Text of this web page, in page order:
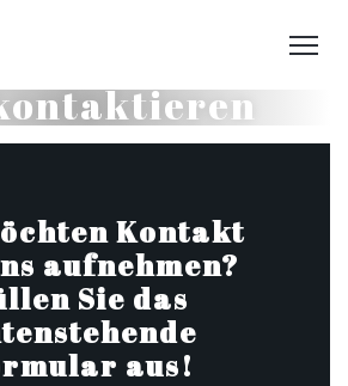
Kontakt
aufnehmen?
Sie das
aus!